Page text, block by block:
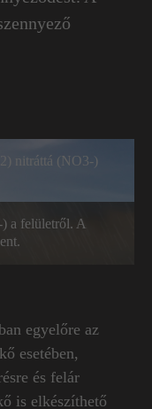
nitráttá (NO3-)
a felületről. A
egyelőre az
esetében,
és felár
is elkészíthető